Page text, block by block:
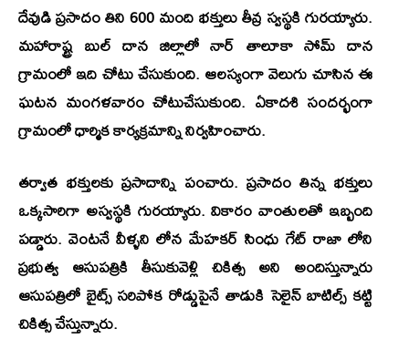
దేవుడి ప్రసాదం తిని 600 మంది భక్తులు తీవ్ర స్వస్థకి గురయ్యారు.
మహారాష్ట్ర బుల్ దాన జిల్లాలో నార్ తాలూకా సోమ్ దాన
గ్రామంలో ఇది చోటు చేసుకుంది. ఆలస్యంగా వెలుగు చూసిన ఈ
ఘటన మంగళవారం చోటుచేసుకుంది. ఏకాదశి సందర్భంగా
గ్రామంలో ధార్మిక కార్యక్రమాన్ని నిర్వహించారు.
తర్వాత భక్తులకు ప్రసాదాన్ని పంచారు. ప్రసాదం తిన్న భక్తులు
ఒక్కసారిగా అస్వస్థకి గురయ్యారు. వికారం వాంతులతో ఇబ్బంది
పడ్డారు. వెంటనే వీళ్ళని లోన మేహకర్ సింధు గేట్ రాజా లోని
ప్రభుత్వ ఆసుపత్రికి తీసుకువెళ్లి చికిత్స అని అందిస్తున్నారు
ఆసుపత్రిలో బైట్స్ సరిపోక రోడ్డుపైనే తాడుకి సెలైన్ బాటిల్స్ కట్టి
చికిత్స చేస్తున్నారు.